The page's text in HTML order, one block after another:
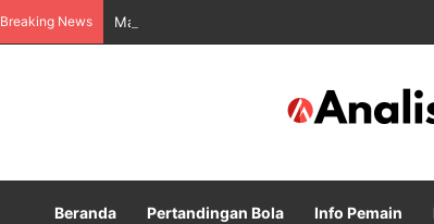
Breaking News Manchester City Tolak Tawaran Awal Barcelona
Beranda Pertandingan Bola Info Pemain